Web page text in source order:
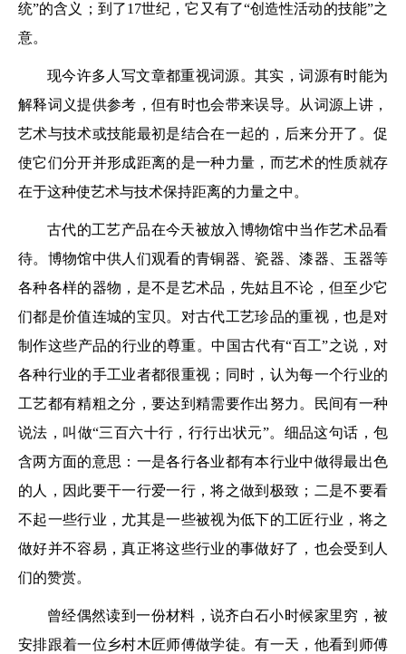
统”的含义；到了17世纪，它又有了“创造性活动的技能”之
意。
现今许多人写文章都重视词源。其实，词源有时能为
解释词义提供参考，但有时也会带来误导。从词源上讲，
艺术与技术或技能最初是结合在一起的，后来分开了。促
使它们分开并形成距离的是一种力量，而艺术的性质就存
在于这种使艺术与技术保持距离的力量之中。
古代的工艺产品在今天被放入博物馆中当作艺术品看
待。博物馆中供人们观看的青铜器、瓷器、漆器、玉器等
各种各样的器物，是不是艺术品，先姑且不论，但至少它
们都是价值连城的宝贝。对古代工艺珍品的重视，也是对
制作这些产品的行业的尊重。中国古代有“百工”之说，对
各种行业的手工业者都很重视；同时，认为每一个行业的
工艺都有精粗之分，要达到精需要作出努力。民间有一种
说法，叫做“三百六十行，行行出状元”。细品这句话，包
含两方面的意思：一是各行各业都有本行业中做得最出色
的人，因此要干一行爱一行，将之做到极致；二是不要看
不起一些行业，尤其是一些被视为低下的工匠行业，将之
做好并不容易，真正将这些行业的事做好了，也会受到人
们的赞赏。
曾经偶然读到一份材料，说齐白石小时候家里穷，被
安排跟着一位乡村木匠师傅做学徒。有一天，他看到师傅